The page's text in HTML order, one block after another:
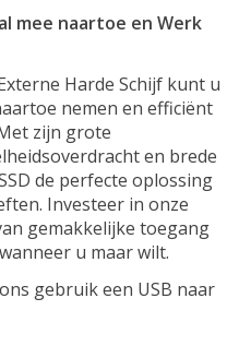
mee naartoe en Werk
Harde Schijf kunt u
nemen en efficiënt
zijn grote
en brede
de perfecte oplossing
Investeer in onze
gemakkelijke toegang
u maar wilt.
gebruik een USB naar